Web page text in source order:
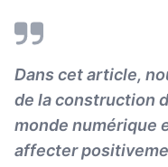
Dans cet article,
de la construction
monde numérique
affecter